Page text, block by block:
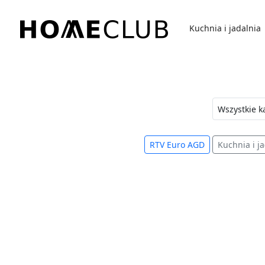
treści
Kuchnia i jadalnia
RTV Euro AGD Kuchnia i